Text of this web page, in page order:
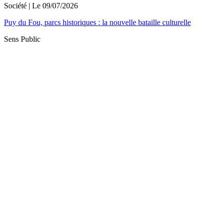
Société | Le 09/07/2026
Puy du Fou, parcs historiques : la nouvelle bataille culturelle
Sens Public